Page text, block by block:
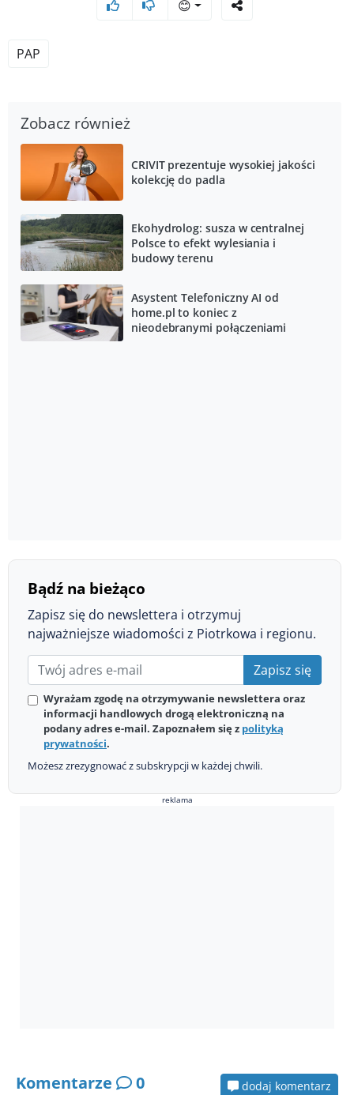
😊
PAP
Zobacz również
CRIVIT prezentuje wysokiej jakości
kolekcję do padla
Ekohydrolog: susza w centralnej
Polsce to efekt wylesiania i
budowy terenu
Asystent Telefoniczny AI od
home.pl to koniec z
nieodebranymi połączeniami
Bądź na bieżąco
Zapisz się do newslettera i otrzymuj
najważniejsze wiadomości z Piotrkowa i regionu.
Zapisz się
Wyrażam zgodę na otrzymywanie newslettera oraz
informacji handlowych drogą elektroniczną na
podany adres e-mail. Zapoznałem się z polityką
prywatności.
Możesz zrezygnować z subskrypcji w każdej chwili.
reklama
Komentarze 0 dodaj komentarz